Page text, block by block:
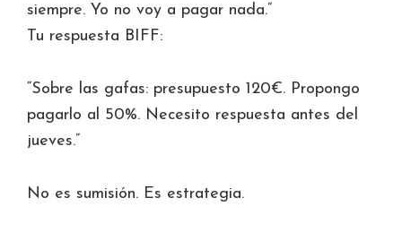
siempre. Yo no voy a pagar nada.”
Tu respuesta BIFF:
“Sobre las gafas: presupuesto 120€. Propongo
pagarlo al 50%. Necesito respuesta antes del
jueves.”
No es sumisión. Es estrategia.